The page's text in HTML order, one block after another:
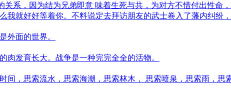
系，因为结为兄弟即意 味着生死与共，为对方不惜付出性命
就好好等着你。不料说定去拜访朋友的武士卷入了藩内纠纷
外面的世界。
发育长大。战争是一种完完全全的活物。
，思索流水，思索海潮，思索林木， 思索喷泉，思索雨，思